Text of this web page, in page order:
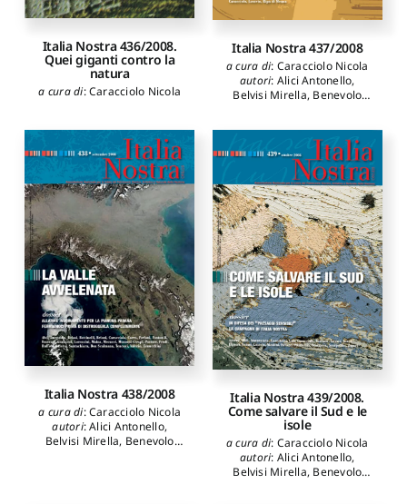
Italia Nostra 436/2008.
Quei giganti contro la
natura
a cura di:Caracciolo Nicola
Italia Nostra 437/2008
a cura di: Caracciolo Nicola
autori: Alici Antonello,
Belvisi Mirella, Benevolo
Cristinelli
Giuseppe,Cucinella Mario,
Gardella Jacopo,Insolera
Italo,Montanari Guido,
Muratore Giorgio,Paolella
Adriano,Pittarello Liliana,
Losavio Giovanni,Ripa di
Meana Carlo
Italia Nostra 438/2008
a cura di:Caracciolo Nicola
autori:Alici Antonello,
Belvisi Mirella, Benevolo
Italia Nostra 439/2008.
Come salvare il Sud e le
isole
a cura di: Caracciolo Nicola
autori: Alici Antonello,
Belvisi Mirella, Benevolo